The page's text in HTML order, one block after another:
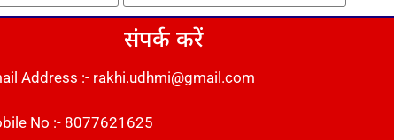
संपर्क करें
Address :- rakhi.udhmi@gmail.com
No :- 8077621625